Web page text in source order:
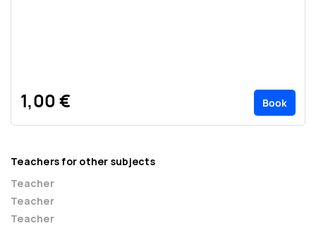
1,00 € Book
Teachers for other subjects
Teacher
Teacher
Teacher